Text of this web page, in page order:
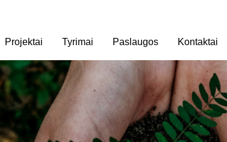
Projektai Tyrimai Paslaugos Kontaktai